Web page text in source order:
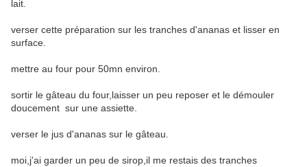
lait.
verser cette préparation sur les tranches d'ananas et lisser en
surface.
mettre au four pour 50mn environ.
sortir le gâteau du four,laisser un peu reposer et le démouler
doucement sur une assiette.
verser le jus d'ananas sur le gâteau.
moi,j'ai garder un peu de sirop,il me restais des tranches